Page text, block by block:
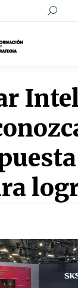
Buscar: